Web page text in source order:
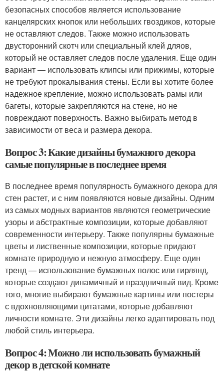
безопасных способов является использование
канцелярских кнопок или небольших гвоздиков, которые
не оставляют следов. Также можно использовать
двусторонний скотч или специальный клей дляов,
который не оставляет следов после удаления. Еще один
вариант — использовать клипсы или прижимы, которые
не требуют прокалывания стены. Если вы хотите более
надежное крепление, можно использовать рамы или
багеты, которые закрепляются на стене, но не
повреждают поверхность. Важно выбирать метод в
зависимости от веса и размера декора.
Вопрос 3: Какие дизайны бумажного декора
самые популярные в последнее время
В последнее время популярность бумажного декора для
стен растет, и с ним появляются новые дизайны. Одним
из самых модных вариантов являются геометрические
узоры и абстрактные композиции, которые добавляют
современности интерьеру. Также популярны бумажные
цветы и лиственные композиции, которые придают
комнате природную и нежную атмосферу. Еще один
тренд — использование бумажных полос или гирлянд,
которые создают динамичный и праздничный вид. Кроме
того, многие выбирают бумажные картины или постеры
с вдохновляющими цитатами, которые добавляют
личности комнате. Эти дизайны легко адаптировать под
любой стиль интерьера.
Вопрос 4: Можно ли использовать бумажный
декор в детской комнате